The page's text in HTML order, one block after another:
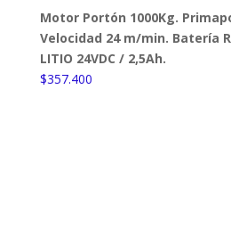
Motor Portón 1000Kg.
Velocidad 24 m/min. Batería
LITIO 24VDC / 2,5Ah.
$357.400